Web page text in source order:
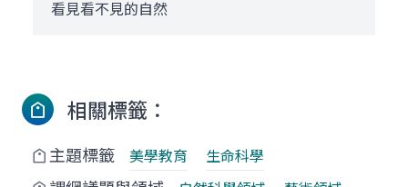
看見看不見的自然
相關標籤：
主題標籤 美學教育 生命科學